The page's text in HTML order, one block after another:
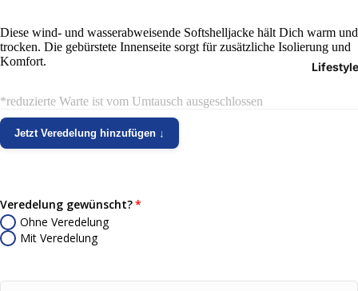
Lifestyle
T-
Diese wind- und wasserabweisende Softshelljacke hält Dich warm und
trocken. Die gebürstete Innenseite sorgt für zusätzliche Isolierung und
Komfort.
*reduzierte Warte ist vom Umtausch ausgeschlossen
Jetzt Veredelung hinzufügen ↓
Veredelung gewünscht?
Ohne Veredelung
Mit Veredelung